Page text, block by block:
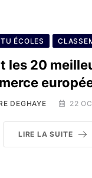
ÉCOLES
les 20
DEGHAYE 22
LIRE LA SUITE